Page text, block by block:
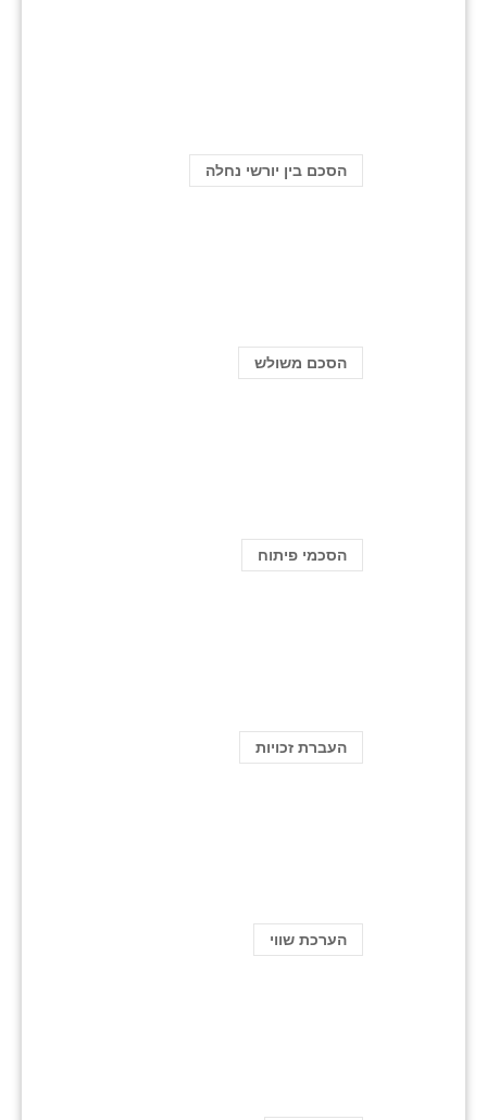
הסכם בין יורשי נחלה
הסכם משולש
הסכמי פיתוח
העברת זכויות
הערכת שווי